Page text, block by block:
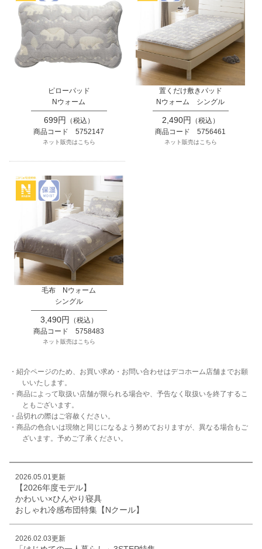
ピローパッド
Nウォーム
699円
（税込）
商品コード 5752147
ネット販売はこちら
置くだけ敷きパッド
Nウォーム シングル
2,490円
（税込）
商品コード 5756461
ネット販売はこちら
毛布 Nウォーム
シングル
3,490円
（税込）
商品コード 5758483
ネット販売はこちら
・紹介ページのため、お買い求め・お問い合わせはデコホーム店舗までお願
いいたします。
・商品によって取扱い店舗が限られる場合や、予告なく取扱いを終了するこ
ともございます。
・品切れの際はご容赦ください。
・商品の色合いは現物と同じになるよう努めておりますが、異なる場合もご
ざいます。予めご了承ください。
2026.05.01更新
【2026年度モデル】
かわいい×ひんやり寝具
おしゃれ冷感布団特集【Nクール】
2026.02.03更新